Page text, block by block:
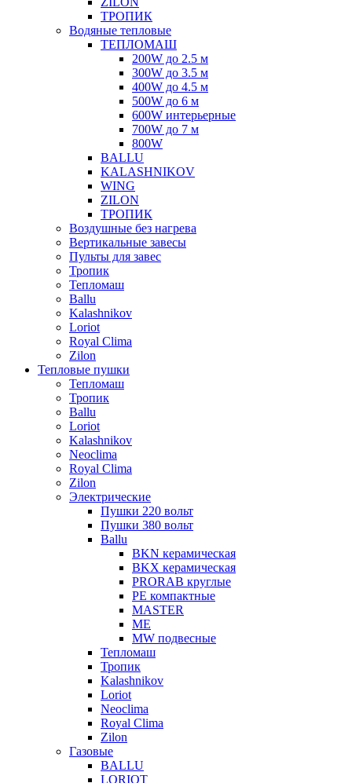
ТРОПИК
Водяные тепловые
ТЕПЛОМАШ
200W до 2.5 м
300W до 3.5 м
400W до 4.5 м
500W до 6 м
600W интерьерные
700W до 7 м
800W
BALLU
KALASHNIKOV
WING
ZILON
ТРОПИК
Воздушные без нагрева
Вертикальные завесы
Пульты для завес
Тропик
Тепломаш
Ballu
Kalashnikov
Loriot
Royal Clima
Zilon
Тепловые пушки
Тепломаш
Тропик
Ballu
Loriot
Kalashnikov
Neoclima
Royal Clima
Zilon
Электрические
Пушки 220 вольт
Пушки 380 вольт
Ballu
BKN керамическая
BKX керамическая
PRORAB круглые
PE компактные
MASTER
МЕ
MW подвесные
Тепломаш
Тропик
Kalashnikov
Loriot
Neoclima
Royal Clima
Zilon
Газовые
BALLU
LORIOT